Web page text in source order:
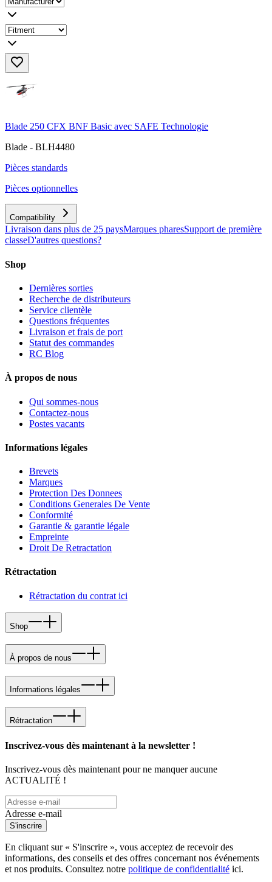
Blade 250 CFX BNF Basic avec SAFE Technologie
Blade - BLH4480
Pièces standards
Pièces optionnelles
Compatibility
Livraison dans plus de 25 paysMarques pharesSupport de première
classeD'autres questions?
Shop
Dernières sorties
Recherche de distributeurs
Service clientèle
Questions fréquentes
Livraison et frais de port
Statut des commandes
RC Blog
À propos de nous
Qui sommes-nous
Contactez-nous
Postes vacants
Informations légales
Brevets
Marques
Protection Des Donnees
Conditions Generales De Vente
Conformité
Garantie & garantie légale
Empreinte
Droit De Retractation
Rétractation
Rétractation du contrat ici
Shop
À propos de nous
Informations légales
Rétractation
Inscrivez-vous dès maintenant à la newsletter !
Inscrivez-vous dès maintenant pour ne manquer aucune
ACTUALITÉ !
Adresse e-mail
S'inscrire
En cliquant sur « S'inscrire », vous acceptez de recevoir des
informations, des conseils et des offres concernant nos événements
et nos produits. Consultez notre politique de confidentialité ici.